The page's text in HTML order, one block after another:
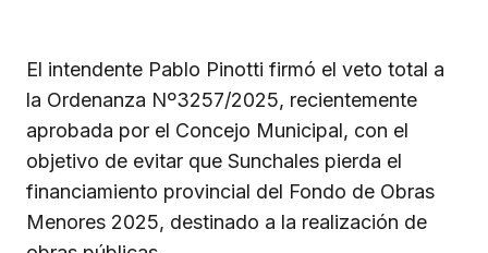
El intendente Pablo Pinotti firmó el veto total a
la Ordenanza Nº3257/2025, recientemente
aprobada por el Concejo Municipal, con el
objetivo de evitar que Sunchales pierda el
financiamiento provincial del Fondo de Obras
Menores 2025, destinado a la realización de